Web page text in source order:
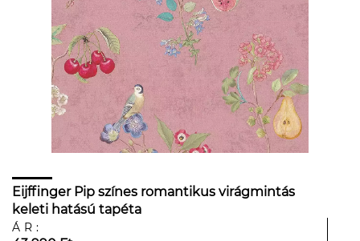
Eijffinger Pip színes romantikus virágmintás
keleti hatású tapéta
ÁR: